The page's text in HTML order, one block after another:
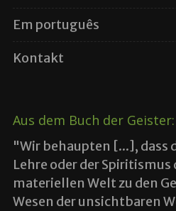
Em português
Kontakt
Aus dem Buch der Geister:
"Wir behaupten [...], dass
Lehre oder der
materiellen Welt zu den
Wesen der unsichtbaren